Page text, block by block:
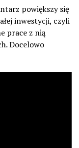
powiększy się
inwestycji, czyli
prace z nią
Docelowo